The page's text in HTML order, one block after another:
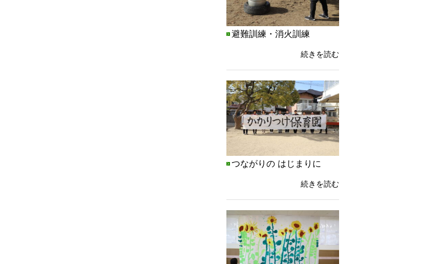
避難訓練・消火訓練
続きを読む
つながりの はじまりに
続きを読む